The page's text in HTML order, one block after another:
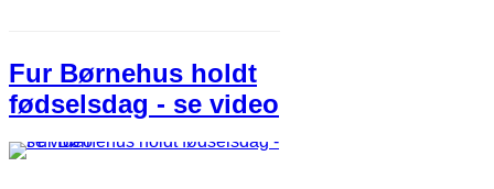
Fur Børnehus holdt
fødselsdag - se video